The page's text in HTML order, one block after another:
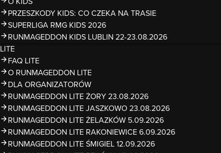
PRZESZKODY KIDS: CO CZEKA NA TRASIE
SUPERLIGA RMG KIDS 2026
RUNMAGEDDON KIDS LUBLIN 22-23.08.2026
LITE
FAQ LITE
O RUNMAGEDDON LITE
DLA ORGANIZATORÓW
RUNMAGEDDON LITE ŻORY 23.08.2026
RUNMAGEDDON LITE JASZKOWO 23.08.2026
RUNMAGEDDON LITE ŻELAZKÓW 5.09.2026
RUNMAGEDDON LITE RAKONIEWICE 6.09.2026
RUNMAGEDDON LITE ŚMIGIEL 12.09.2026